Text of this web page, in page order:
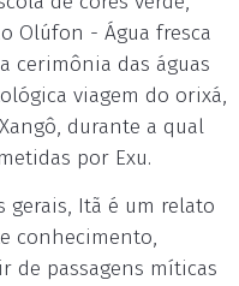
Olúfon - Água fresca
cerimônia das águas
viagem do orixá,
durante a qual
por Exu.
gerais, Itã é um relato
conhecimento,
de passagens míticas